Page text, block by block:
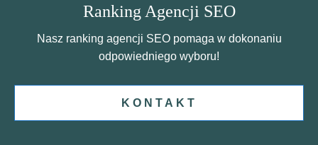
Ranking Agencji SEO
Nasz ranking agencji SEO pomaga w dokonaniu
odpowiedniego wyboru!
KONTAKT